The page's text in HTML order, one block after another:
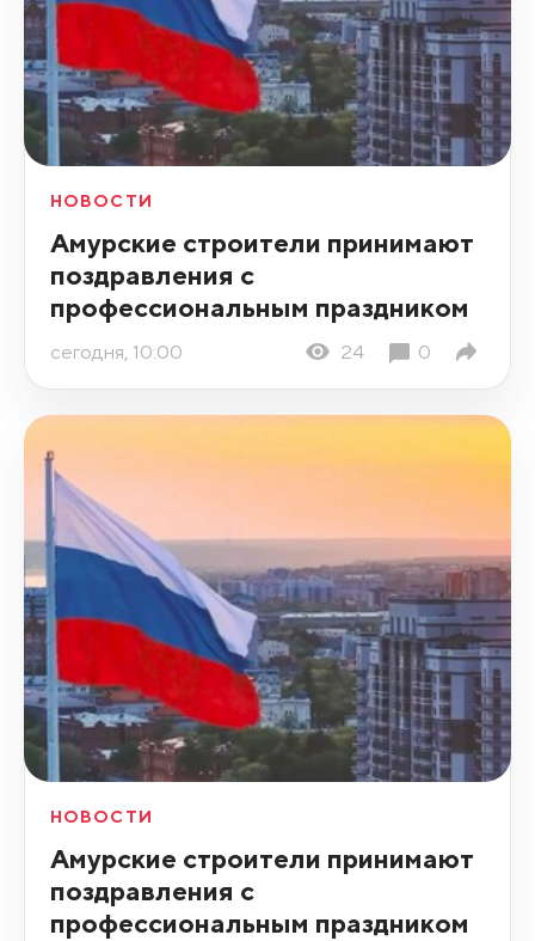
НОВОСТИ
Амурские строители принимают
поздравления с
профессиональным праздником
сегодня, 10:00 24 0
НОВОСТИ
Амурские строители принимают
поздравления с
профессиональным праздником